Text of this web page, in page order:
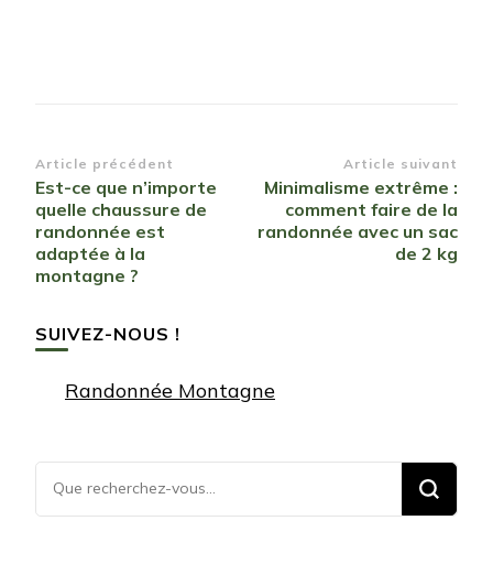
Navigation
d’article
Article précédent
Est-ce que n’importe
quelle chaussure de
randonnée est
adaptée à la
montagne ?
Article suivant
Minimalisme extrême :
comment faire de la
randonnée avec un sac
de 2 kg
SUIVEZ-NOUS !
Randonnée Montagne
Vous
recherchiez